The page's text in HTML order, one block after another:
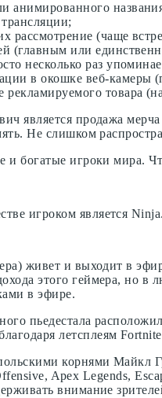
анимированного
рассмотрение (чаще
(главным или
несколько раз
в окошке веб-камеры
рекламируемого товара
является продажа
Не слишком
и богатые игроки мира.
игроком является
живет и выходит в
этого геймера, но в
в эфире.
пьедестала
летсплеям
корнями Майкл
Apex Legends,
внимание